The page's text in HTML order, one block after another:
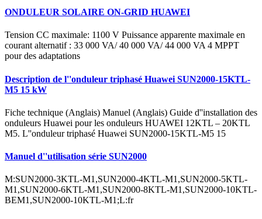
ONDULEUR SOLAIRE ON-GRID HUAWEI
Tension CC maximale: 1100 V Puissance apparente maximale en
courant alternatif : 33 000 VA/ 40 000 VA/ 44 000 VA 4 MPPT
pour des adaptations
Description de l''onduleur triphasé Huawei SUN2000-15KTL-
M5 15 kW
Fiche technique (Anglais) Manuel (Anglais) Guide d''installation des
onduleurs Huawei pour les onduleurs HUAWEI 12KTL – 20KTL
M5. L''onduleur triphasé Huawei SUN2000-15KTL-M5 15
Manuel d''utilisation série SUN2000
M:SUN2000-3KTL-M1,SUN2000-4KTL-M1,SUN2000-5KTL-
M1,SUN2000-6KTL-M1,SUN2000-8KTL-M1,SUN2000-10KTL-
BEM1,SUN2000-10KTL-M1;L:fr